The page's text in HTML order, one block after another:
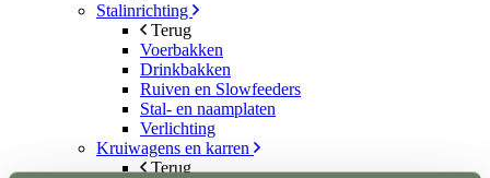
Stalinrichting
Terug
Voerbakken
Drinkbakken
Ruiven en Slowfeeders
Stal- en naamplaten
Verlichting
Kruiwagens en karren
Terug